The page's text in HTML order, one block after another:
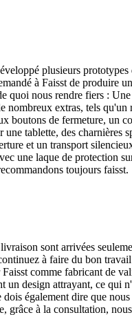
plusieurs prototypes
à Faisst de produire
quoi nous rendre fiers :
nombreux extras, tels qu'un
boutons de fermeture, un
une tablette, des charnières
et un transport
une laque de protection
toujours faisst.
sont arrivées
à faire du bon
comme fabricant de
un design attrayant, ce qui
dois également dire que
grâce à la consultation,